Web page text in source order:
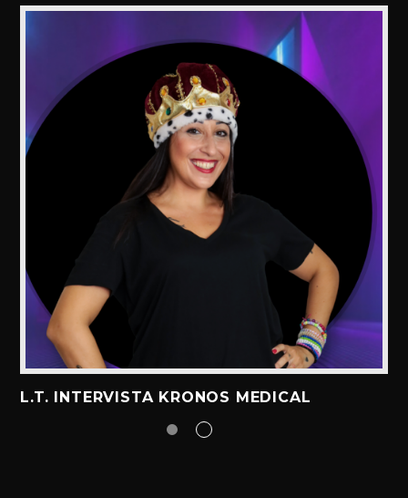
L.T. INTERVISTA KRONOS MEDICAL